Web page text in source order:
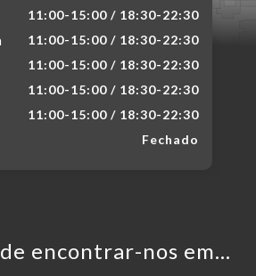
11:00-15:00 / 18:30-22:30
11:00-15:00 / 18:30-22:30
11:00-15:00 / 18:30-22:30
11:00-15:00 / 18:30-22:30
11:00-15:00 / 18:30-22:30
Fechado
encontrar-nos em…